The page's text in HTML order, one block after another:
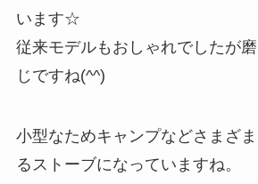
います☆
従来モデルもおしゃれでしたが
じですね(^^)
小型なためキャンプなどさまざ
るストーブになっていますね。